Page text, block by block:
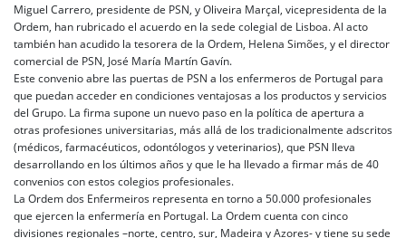
Miguel Carrero, presidente de PSN, y Oliveira Marçal, vicepresidenta de la
Ordem, han rubricado el acuerdo en la sede colegial de Lisboa. Al acto
también han acudido la tesorera de la Ordem, Helena Simões, y el director
comercial de PSN, José María Martín Gavín.
Este convenio abre las puertas de PSN a los enfermeros de Portugal para
que puedan acceder en condiciones ventajosas a los productos y servicios
del Grupo. La firma supone un nuevo paso en la política de apertura a
otras profesiones universitarias, más allá de los tradicionalmente adscritos
(médicos, farmacéuticos, odontólogos y veterinarios), que PSN lleva
desarrollando en los últimos años y que le ha llevado a firmar más de 40
convenios con estos colegios profesionales.
La Ordem dos Enfermeiros representa en torno a 50.000 profesionales
que ejercen la enfermería en Portugal. La Ordem cuenta con cinco
divisiones regionales –norte, centro, sur, Madeira y Azores- y tiene su sede